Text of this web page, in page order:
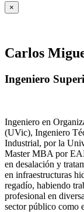
×
Carlos
Ingeniero
Ingeniero en
(UVic), Ingeniero
Industrial, por la
Master MBA por
en desalación y
en infraestructuras
regadío, habiendo
profesional en
sector público como